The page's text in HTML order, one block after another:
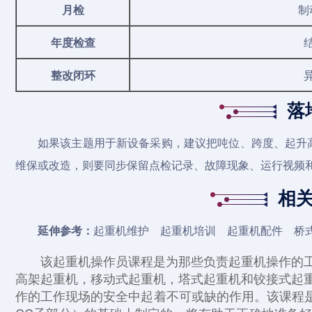
月检 制
年度检查
整改闭环
落
如果该主题用于新设备采购，建议把吨位、跨度、起
维保或改造，则要同步保留点检记录、故障现象、运行视
相
延伸参考： 起重机维护 起重机培训 起重机配件 桥
该起重机操作员课程是为那些负责起重机操作
高架起重机，移动式起重机，塔式起重机和铰接式起
作的工作现场的安全中起着不可或缺的作用。 该课程